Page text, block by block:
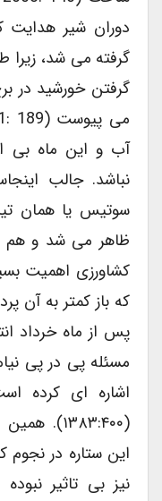
دوران شیر هدایت
گرفته می شد، زیرا
گرفتن خورشید در
آب و این ماه بی
نباشد. جالب
سوتیس یا همان
ظاهر می شد و هم
کشاورزی اهمیت
که باز کمتر به آن
پس از ماه خرداد
مسئله پی در پی
اشاره ای کرده
(۱۳۸۳:۴۰۰).
این ستاره در نجوم
نیز بی تاثیر